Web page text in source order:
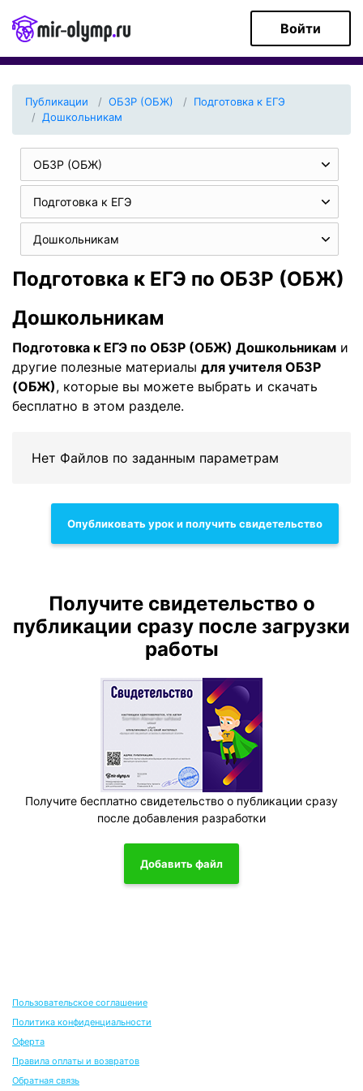
Войти
Публикации ОБЗР (ОБЖ)
Подготовка к ЕГЭ
Дошкольникам
ОБЗР (ОБЖ)
Подготовка к ЕГЭ
Дошкольникам
Подготовка к ЕГЭ по ОБЗР (ОБЖ)
Дошкольникам
Подготовка к ЕГЭ по ОБЗР (ОБЖ) Дошкольникам и
другие полезные материалы для учителя ОБЗР
(ОБЖ), которые вы можете выбрать и скачать
бесплатно в этом разделе.
Нет Файлов по заданным параметрам
Опубликовать урок и получить свидетельство
Получите свидетельство о
публикации сразу после загрузки
работы
Получите бесплатно свидетельство о публикации сразу
после добавления разработки
Добавить файл
Пользовательское соглашение
Политика конфиденциальности
Оферта
Правила оплаты и возвратов
Обратная связь